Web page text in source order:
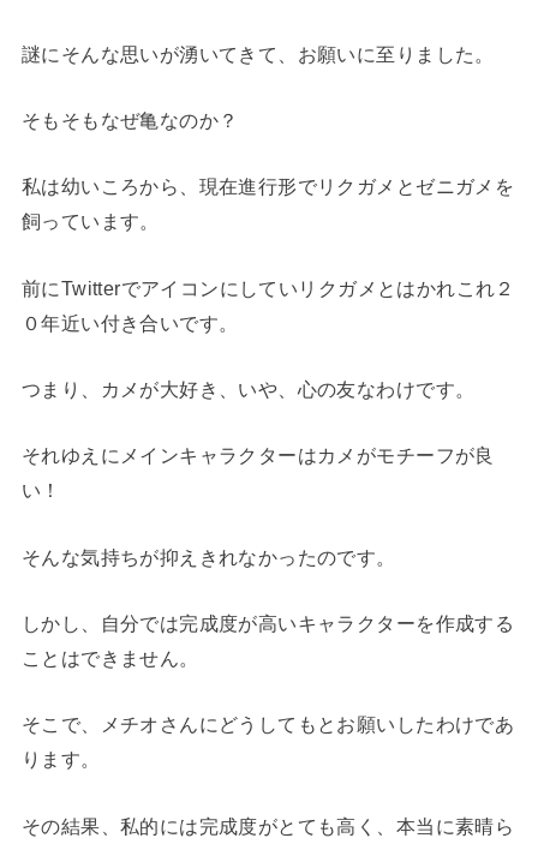
謎にそんな思いが湧いてきて、お願いに至りました。
そもそもなぜ亀なのか？
私は幼いころから、現在進行形でリクガメとゼニガメを
飼っています。
前にTwitterでアイコンにしていリクガメとはかれこれ２
０年近い付き合いです。
つまり、カメが大好き、いや、心の友なわけです。
それゆえにメインキャラクターはカメがモチーフが良
い！
そんな気持ちが抑えきれなかったのです。
しかし、自分では完成度が高いキャラクターを作成する
ことはできません。
そこで、メチオさんにどうしてもとお願いしたわけであ
ります。
その結果、私的には完成度がとても高く、本当に素晴ら